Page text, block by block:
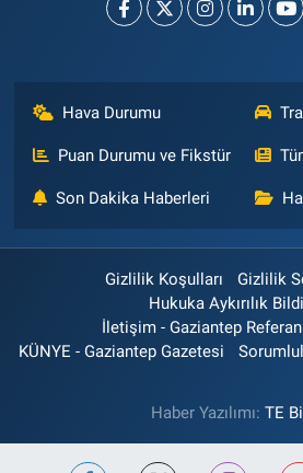
Hava Durumu
Puan Durumu ve Fikstür
Son Dakika Haberleri
Gizlilik Koşulları
Gizlilik
Hukuka Aykırılık
İletişim - Gaziantep
KÜNYE - Gaziantep Gazetesi
Haber Yazılımı: TE